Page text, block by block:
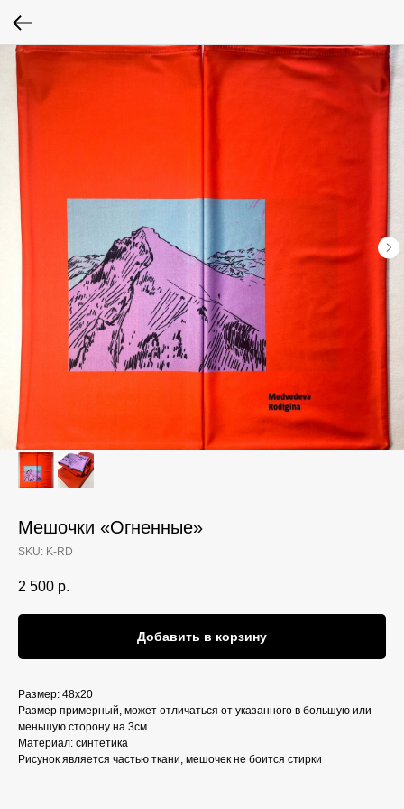
Мешочки «Огненные»
SKU: K-RD
2 500 р.
Добавить в корзину
Размер: 48х20
Размер примерный, может отличаться от указанного в большую или
меньшую сторону на 3см.
Материал: синтетика
Рисунок является частью ткани, мешочек не боится стирки